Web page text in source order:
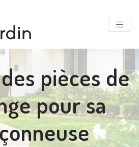
pièces de
pour sa